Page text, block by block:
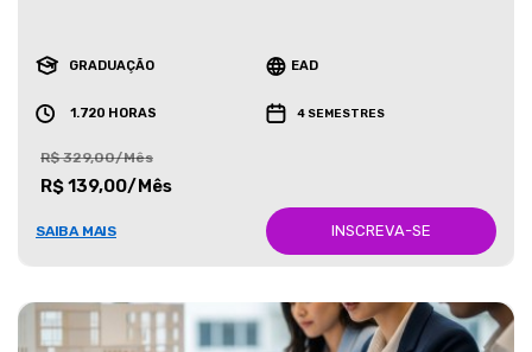
GRADUAÇÃO EAD
1.720 HORAS 4 SEMESTRES
R$ 329,00/Mês
R$ 139,00/Mês
SAIBA MAIS INSCREVA-SE